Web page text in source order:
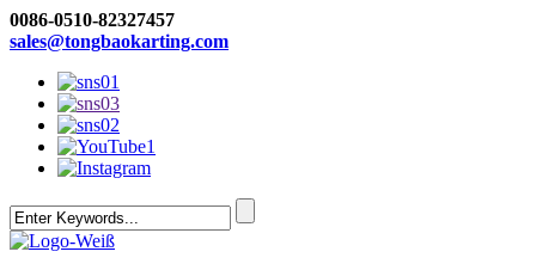
0086-0510-82327457
sales@tongbaokarting.com